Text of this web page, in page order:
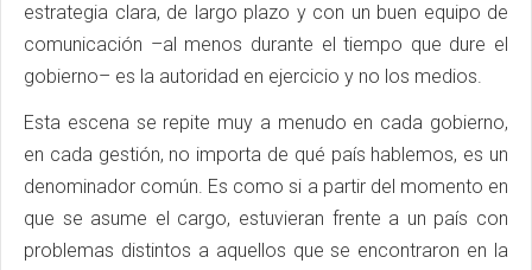
estrategia clara, de largo plazo y con un buen equipo de
comunicación –al menos durante el tiempo que dure el
gobierno– es la autoridad en ejercicio y no los medios.
Esta escena se repite muy a menudo en cada gobierno,
en cada gestión, no importa de qué país hablemos, es un
denominador común. Es como si a partir del momento en
que se asume el cargo, estuvieran frente a un país con
problemas distintos a aquellos que se encontraron en la